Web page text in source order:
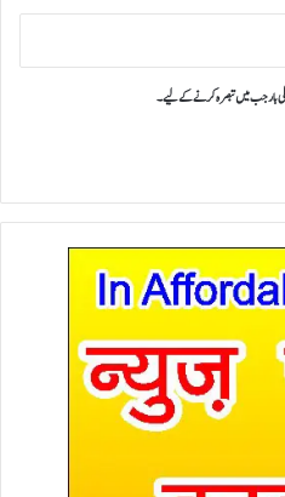
بار جب میں تبصرہ کرنے کےلیے۔